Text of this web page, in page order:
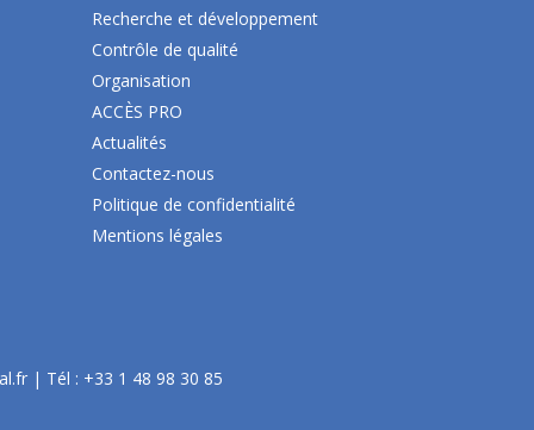
Recherche et développement
Contrôle de qualité
Organisation
ACCÈS PRO
Actualités
Contactez-nous
Politique de confidentialité
Mentions légales
| Tél : +33 1 48 98 30 85